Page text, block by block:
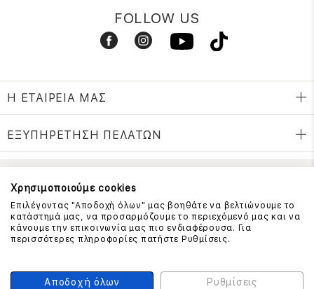
FOLLOW US
Η ΕΤΑΙΡΕΙΑ ΜΑΣ
ΕΞΥΠΗΡΕΤΗΣΗ ΠΕΛΑΤΩΝ
ΕΠΙΚΟΙΝΩΝΗΣΤΕ ΜΑΖΙ ΜΑΣ
210 999 4510
(Χρεώση μια αστική μονάδα από σταθερό)
ΑΣΦΑΛΕΙΑ ΣΥΝΑΛΛΑΓΩΝ
Χρησιμοποιούμε cookies
Επιλέγοντας "Αποδοχή όλων" μας βοηθάτε να βελτιώνουμε το
κατάστημά μας, να προσαρμόζουμε το περιεχόμενό μας και να
κάνουμε την επικοινωνία μας πιο ενδιαφέρουσα. Για
περισσότερες πληροφορίες πατήστε Ρυθμίσεις.
Αποδοχή όλων Ρυθμίσεις